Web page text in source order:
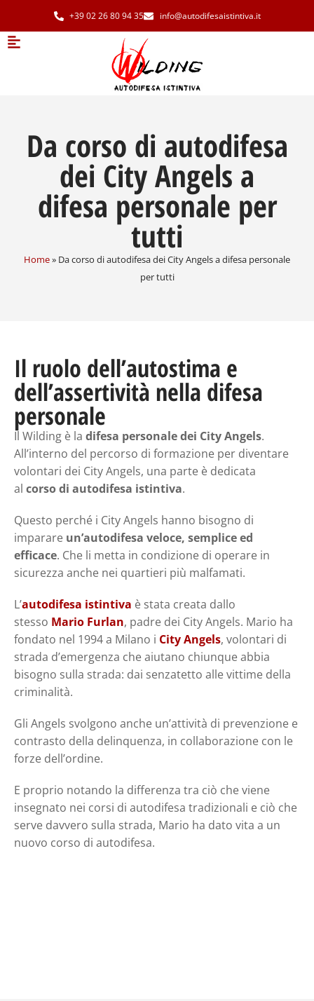
+39 02 26 80 94 35 info@autodifesaistintiva.it
Da corso di autodifesa
dei City Angels a
difesa personale per
tutti
Home» Da corso di autodifesa dei City Angels a difesa personale
per tutti
Il ruolo dell’autostima e
dell’assertività nella difesa
personale
Il Wilding è la difesa personale dei City Angels.
All’interno del percorso di formazione per diventare
volontari dei City Angels, una parte è dedicata
al corso di autodifesa istintiva.
Questo perché i City Angels hanno bisogno di
imparare un’autodifesa veloce, semplice ed
efficace. Che li metta in condizione di operare in
sicurezza anche nei quartieri più malfamati.
L’autodifesa istintiva è stata creata dallo
stesso Mario Furlan, padre dei City Angels. Mario ha
fondato nel 1994 a Milano i City Angels, volontari di
strada d’emergenza che aiutano chiunque abbia
bisogno sulla strada: dai senzatetto alle vittime della
criminalità.
Gli Angels svolgono anche un’attività di prevenzione e
contrasto della delinquenza, in collaborazione con le
forze dell’ordine.
E proprio notando la differenza tra ciò che viene
insegnato nei corsi di autodifesa tradizionali e ciò che
serve davvero sulla strada, Mario ha dato vita a un
nuovo corso di autodifesa.